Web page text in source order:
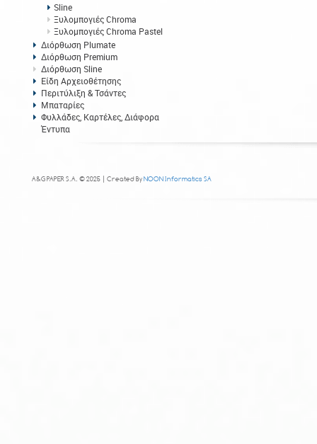
Sline
Ξυλομπογιές Chroma
Ξυλομπογιές Chroma Pastel
Διόρθωση Plumate
Διόρθωση Premium
Διόρθωση Sline
Είδη Αρχειοθέτησης
Περιτύλιξη & Τσάντες
Μπαταρίες
Φυλλάδες, Καρτέλες, Διάφορα
Έντυπα
A&G PAPER S.A. © 2025 | Created ByNOON Informatics SA